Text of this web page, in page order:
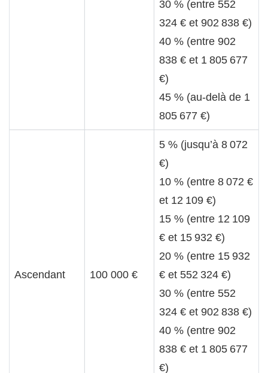
30 % (entre 552
324 € et 902 838 €)
40 % (entre 902
838 € et 1 805 677
€)
45 % (au-delà de 1
805 677 €)
Ascendant 100 000 €
5 % (jusqu’à 8 072
€)
10 % (entre 8 072 €
et 12 109 €)
15 % (entre 12 109
€ et 15 932 €)
20 % (entre 15 932
€ et 552 324 €)
30 % (entre 552
324 € et 902 838 €)
40 % (entre 902
838 € et 1 805 677
€)